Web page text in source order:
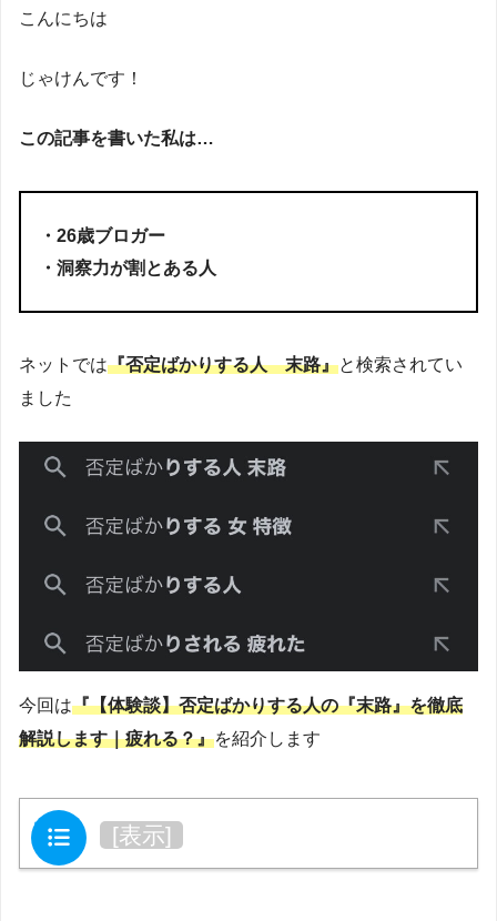
こんにちは
じゃけんです！
この記事を書いた私は…
・26歳ブロガー
・洞察力が割とある人
ネットでは『否定ばかりする人 末路』と検索されてい
ました
今回は『【体験談】否定ばかりする人の『末路』を徹底
解説します｜疲れる？』を紹介します
目次 [表示]